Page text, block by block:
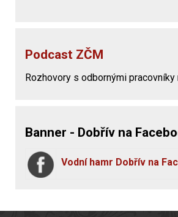
Podcast ZČM
Rozhovory s odbornými pracovníky
Banner - Dobřív na
Vodní hamr Dobřív na